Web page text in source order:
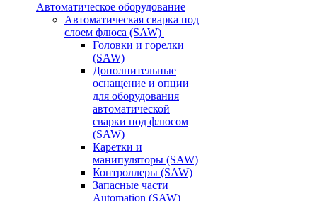
Автоматическое оборудование
Автоматическая сварка под
слоем флюса (SAW)
Головки и горелки
(SAW)
Дополнительные
оснащение и опции
для оборудования
автоматической
сварки под флюсом
(SAW)
Каретки и
манипуляторы (SAW)
Контроллеры (SAW)
Запасные части
Automation (SAW)